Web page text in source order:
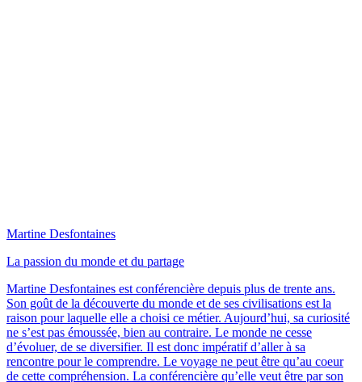
Martine Desfontaines
La passion du monde et du partage
Martine Desfontaines est conférencière depuis plus de trente ans.
Son goût de la découverte du monde et de ses civilisations est la
raison pour laquelle elle a choisi ce métier. Aujourd’hui, sa curiosité
ne s’est pas émoussée, bien au contraire. Le monde ne cesse
d’évoluer, de se diversifier. Il est donc impératif d’aller à sa
rencontre pour le comprendre. Le voyage ne peut être qu’au coeur
de cette compréhension. La conférencière qu’elle veut être par son